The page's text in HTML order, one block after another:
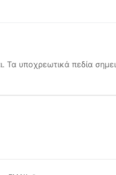
Τα υποχρεωτικά πεδία